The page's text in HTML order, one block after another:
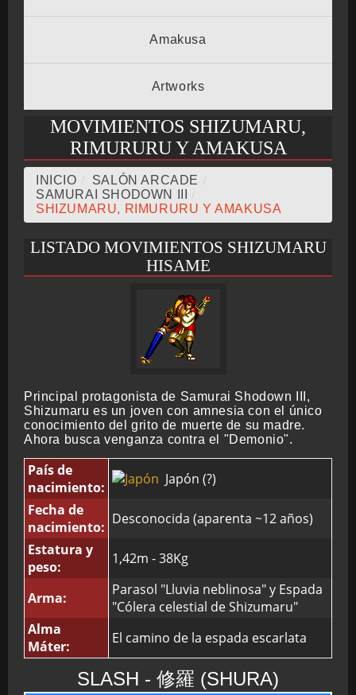
TIER LIST
BMG-OST
Amakusa
Artworks
MOVIMIENTOS SHIZUMARU,
RIMURURU Y AMAKUSA
INICIO SALÓN ARCADE
SAMURAI SHODOWN III
SHIZUMARU, RIMURURU Y AMAKUSA
LISTADO MOVIMIENTOS SHIZUMARU
HISAME
Principal protagonista de Samurai Shodown III,
Shizumaru es un joven con amnesia con el único
conocimiento del grito de muerte de su madre.
Ahora busca venganza contra el "Demonio".
País de
nacimiento:
Japón (?)
Fecha de
nacimiento: Desconocida (aparenta ~12 años)
Estatura y
peso:
1,42m - 38Kg
Arma:
Parasol "Lluvia neblinosa" y Espada
"Cólera celestial de Shizumaru"
Alma
Máter:
El camino de la espada escarlata
SLASH - 修羅 (SHURA)